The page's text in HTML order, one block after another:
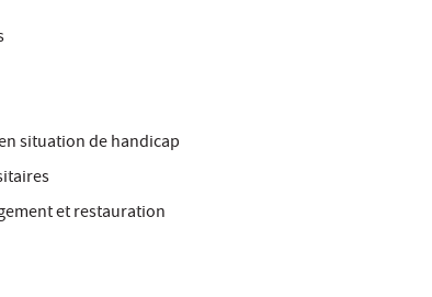
situation de handicap
et restauration